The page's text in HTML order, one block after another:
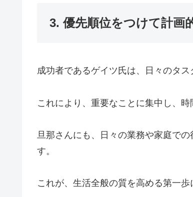
3. 優先順位をつけて計画
成功者であるゲイツ氏は、日々のタ
これにより、重要なことに集中し、
旦那さんにも、日々の業務や家庭で
す。
これが、生活全般の質を高める第一歩